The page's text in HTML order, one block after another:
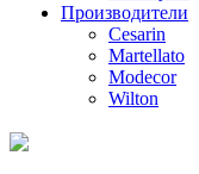
Производители
Cesarin
Martellato
Modecor
Wilton